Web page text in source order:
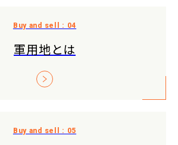
軍用地とは